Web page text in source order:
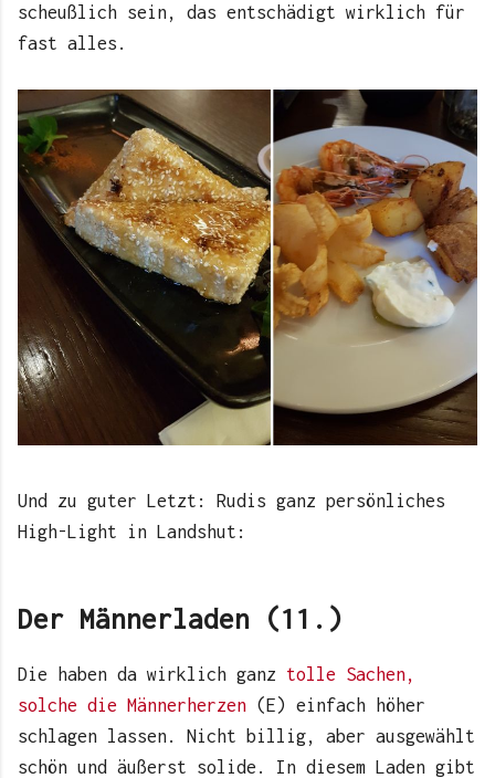
scheußlich sein, das entschädigt wirklich für
fast alles.
Und zu guter Letzt: Rudis ganz persönliches
High-Light in Landshut:
Der Männerladen (11.)
Die haben da wirklich ganz tolle Sachen,
solche die Männerherzen (E) einfach höher
schlagen lassen. Nicht billig, aber ausgewählt
schön und äußerst solide. In diesem Laden gibt